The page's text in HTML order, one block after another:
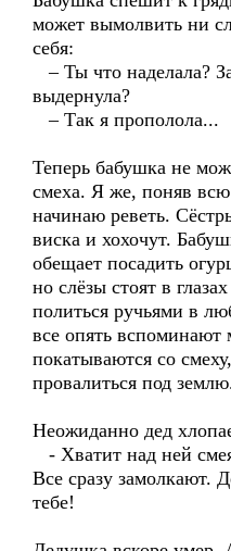
может вымолвить ни
себя:
– Ты что наделала?
выдернула?
– Так я прополола...
Теперь бабушка не
смеха. Я же, поняв всю
начинаю реветь.
виска и хохочут.
обещает посадить
но слёзы стоят в
политься ручьями в
все опять
покатываются со
провалиться под
Неожиданно дед
- Хватит над ней
Все сразу замолкают.
тебе!